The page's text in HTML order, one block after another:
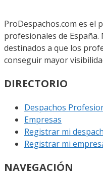
ProDespachos.com es el
profesionales de
destinados a que los
conseguir mayor
DIRECTORIO
Despachos
Empresas
Registrar mi
Registrar mi
NAVEGACIÓN